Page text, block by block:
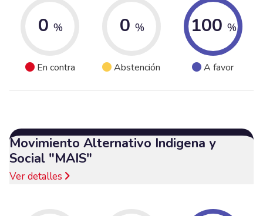
0 %
En contra
0 %
Abstención
100 %
A favor
Movimiento Alternativo Indigena y
Social "MAIS"
Ver detalles